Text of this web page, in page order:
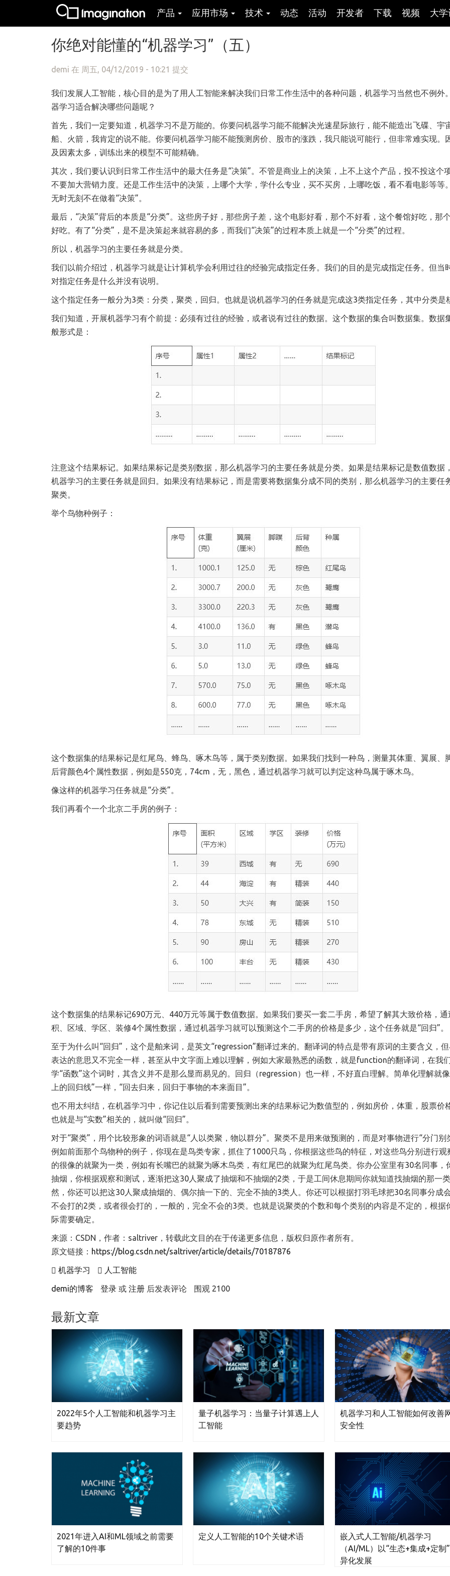
产品 应用市场 技术 动态 活动 开发者 下载 视频 大
你绝对能懂的“机器学习”（五）
demi 在 周五, 04/12/2019 - 10:21 提交
我们发展人工智能，核心目的是为了用人工智能来解决我们日常工作生活中的各种问题，机器学习当然也不例外
器学习适合解决哪些问题呢？
首先，我们一定要知道，机器学习不是万能的。你要问机器学习能不能解决光速星际旅行，能不能造出飞碟、宇
船、火箭，我肯定的说不能。你要问机器学习能不能预测房价、股市的涨跌，我只能说可能行，但非常难实现。
及因素太多，训练出来的模型不可能精确。
其次，我们要认识到日常工作生活中的最大任务是“决策”。不管是商业上的决策，上不上这个产品，投不投这个
不要加大营销力度。还是工作生活中的决策，上哪个大学，学什么专业，买不买房，上哪吃饭，看不看电影等等
无时无刻不在做着“决策”。
最后，“决策”背后的本质是“分类”。这些房子好，那些房子差，这个电影好看，那个不好看，这个餐馆好吃，那
好吃。有了“分类”，是不是决策起来就容易的多，而我们“决策”的过程本质上就是一个“分类”的过程。
所以，机器学习的主要任务就是分类。
我们以前介绍过，机器学习就是让计算机学会利用过往的经验完成指定任务。我们的目的是完成指定任务。但当
对指定任务是什么并没有说明。
这个指定任务一般分为3类：分类，聚类，回归。也就是说机器学习的任务就是完成这3类指定任务，其中分类是
我们知道，开展机器学习有个前提：必须有过往的经验，或者说有过往的数据。这个数据的集合叫数据集。数据
般形式是：
注意这个结果标记。如果结果标记是类别数据，那么机器学习的主要任务就是分类。如果是结果标记是数值数据
机器学习的主要任务就是回归。如果没有结果标记，而是需要将数据集分成不同的类别，那么机器学习的主要任
聚类。
举个鸟物种例子：
这个数据集的结果标记是红尾鸟、蜂鸟、啄木鸟等，属于类别数据。如果我们找到一种鸟，测量其体重、翼展、
后背颜色4个属性数据，例如是550克，74cm，无，黑色，通过机器学习就可以判定这种鸟属于啄木鸟。
像这样的机器学习任务就是“分类”。
我们再看个一个北京二手房的例子：
这个数据集的结果标记690万元、440万元等属于数值数据。如果我们要买一套二手房，希望了解其大致价格，通
积、区域、学区、装修4个属性数据，通过机器学习就可以预测这个二手房的价格是多少，这个任务就是“回归”。
至于为什么叫“回归”，这个是舶来词，是英文“regression”翻译过来的。翻译词的特点是带有原词的主要含义，
表达的意思又不完全一样，甚至从中文字面上难以理解，例如大家最熟悉的函数，就是function的翻译词，在我
学“函数”这个词时，其含义并不是那么显而易见的。回归（regression）也一样，不好直白理解。简单化理解就
上的回归线”一样，“回去归来，回归于事物的本来面目”。
也不用太纠结，在机器学习中，你记住以后看到需要预测出来的结果标记为数值型的，例如房价，体重，股票价
也就是与“实数”相关的，就叫做“回归”。
对于“聚类”，用个比较形象的词语就是“人以类聚，物以群分”。聚类不是用来做预测的，而是对事物进行“分门别
例如前面那个鸟物种的例子，你现在是鸟类专家，抓住了1000只鸟，你根据这些鸟的特征，对这些鸟分别进行观
的很像的就聚为一类，例如有长嘴巴的就聚为啄木鸟类，有红尾巴的就聚为红尾鸟类。你办公室里有30名同事，
抽烟，你根据观察和测试，逐渐把这30人聚成了抽烟和不抽烟的2类，于是工间休息期间你就知道找抽烟的那一
然，你还可以把这30人聚成抽烟的、偶尔抽一下的、完全不抽的3类人。你还可以根据打羽毛球把30名同事分成
不会打的2类，或者很会打的，一般的，完全不会的3类。也就是说聚类的个数和每个类别的内容是不定的，根据
际需要确定。
来源：CSDN，作者：saltriver，转载此文目的在于传递更多信息，版权归原作者所有。
原文链接： https://blog.csdn.net/saltriver/article/details/70187876
机器学习 人工智能
demi的博客 登录 或 注册 后发表评论 围观 2100
最新文章
2022年5个人工智能和机器学习主
要趋势
量子机器学习：当量子计算遇上人
工智能
机器学习和人工智能如何改善
安全性
2021年进入AI和ML领域之前需要
了解的10件事
定义人工智能的10个关键术语
嵌入式人工智能/机器学习
（AI/ML）以“生态+集成+定制
异化发展